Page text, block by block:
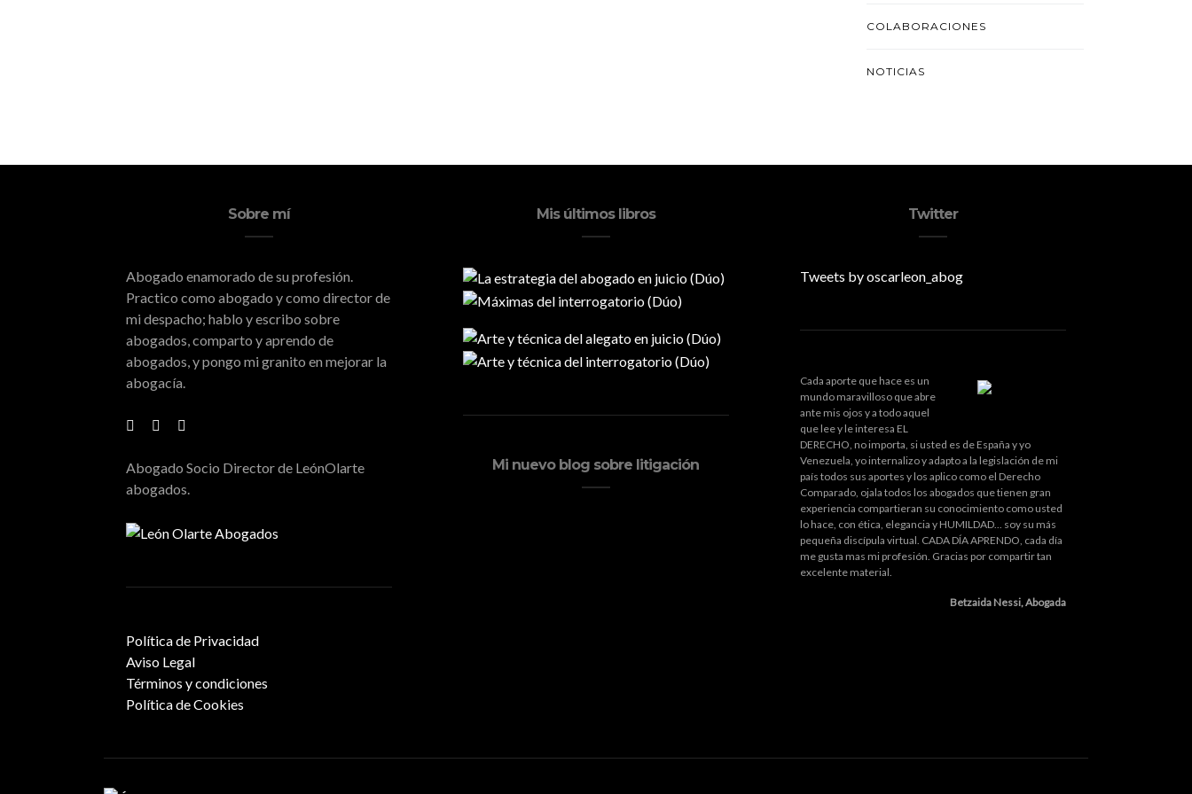
COLABORACIONES
NOTICIAS
Sobre mí
Abogado enamorado de su profesión.
Practico como abogado y como director de
mi despacho; hablo y escribo sobre
abogados, comparto y aprendo de
abogados, y pongo mi granito en mejorar la
abogacía.
Abogado Socio Director de LeónOlarte
abogados.
Política de Privacidad
Aviso Legal
Términos y condiciones
Política de Cookies
Mis últimos libros
Mi nuevo blog sobre litigación
Twitter
Tweets by oscarleon_abog
Cada aporte que hace es un
mundo maravilloso que abre
ante mis ojos y a todo aquel
que lee y le interesa EL
DERECHO, no importa, si usted es de España y yo
Venezuela, yo internalizo y adapto a la legislación de mi
país todos sus aportes y los aplico como el Derecho
Comparado, ojala todos los abogados que tienen gran
experiencia compartieran su conocimiento como usted
lo hace, con ética, elegancia y HUMILDAD... soy su más
pequeña discípula virtual. CADA DÍA APRENDO, cada día
me gusta mas mi profesión. Gracias por compartir tan
excelente material.
Betzaida Nessi, Abogada